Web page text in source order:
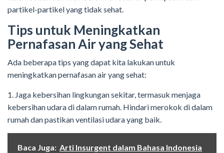
partikel-partikel yang tidak sehat.
Tips untuk Meningkatkan
Pernafasan Air yang Sehat
Ada beberapa tips yang dapat kita lakukan untuk
meningkatkan pernafasan air yang sehat:
1. Jaga kebersihan lingkungan sekitar, termasuk menjaga
kebersihan udara di dalam rumah. Hindari merokok di dalam
rumah dan pastikan ventilasi udara yang baik.
Baca Juga: Arti Insurgent dalam Bahasa Indonesia